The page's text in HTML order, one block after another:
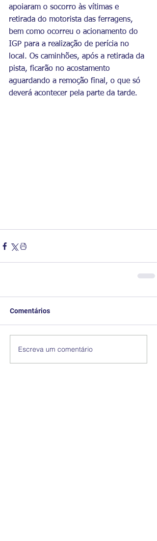
apoiaram o socorro às vítimas e
retirada do motorista das ferragens,
bem como ocorreu o acionamento do
IGP para a realização de perícia no
local. Os caminhões, após a retirada da
pista, ficarão no acostamento
aguardando a remoção final, o que só
deverá acontecer pela parte da tarde.
Comentários
Escreva um comentário